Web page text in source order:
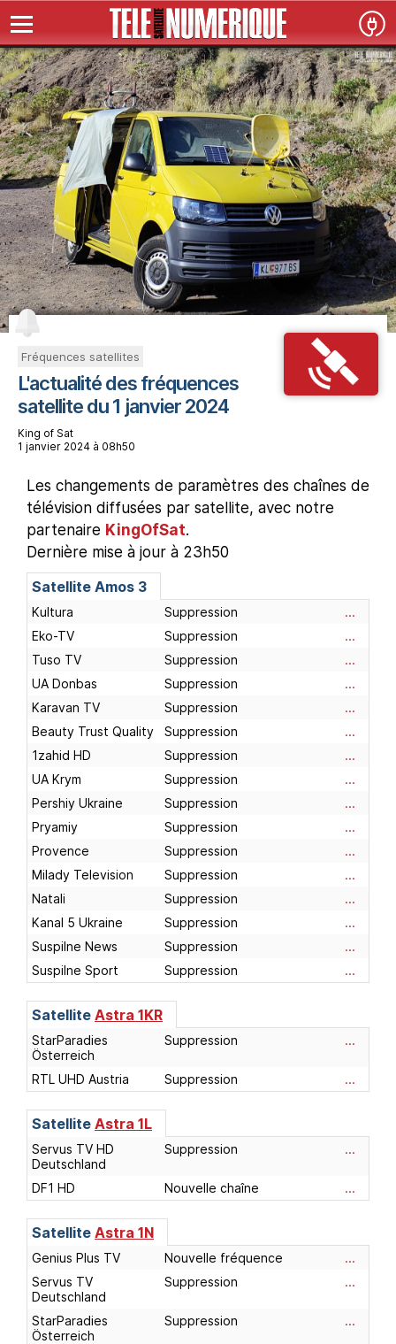
Fréquences satellites
L'actualité des fréquences
satellite du 1 janvier 2024
King of Sat
1 janvier 2024 à 08h50
Les changements de paramètres des chaînes de
télévision diffusées par satellite, avec notre
partenaire KingOfSat.
Dernière mise à jour à 23h50
Satellite Amos 3
Kultura Suppression
...
Eko-TV
Suppression
...
Tuso TV
Suppression
...
UA Donbas
Suppression
...
Karavan TV
Suppression
...
Beauty Trust Quality
Suppression
...
1zahid HD
Suppression
...
UA Krym
Suppression
...
Pershiy Ukraine
Suppression
...
Pryamiy
Suppression
...
Provence
Suppression
...
Milady Television
Suppression
...
Natali
Suppression
...
Kanal 5 Ukraine
Suppression
...
Suspilne News
Suppression
...
Suspilne Sport
Suppression ...
Satellite Astra 1KR
StarParadies
Österreich
Suppression ...
RTL UHD Austria Suppression ...
Satellite Astra 1L
Servus TV HD
Deutschland
Suppression ...
DF1 HD Nouvelle chaîne ...
Satellite Astra 1N
Genius Plus TV Nouvelle fréquence
...
Servus TV
Deutschland
Suppression ...
StarParadies
Österreich
Suppression ...